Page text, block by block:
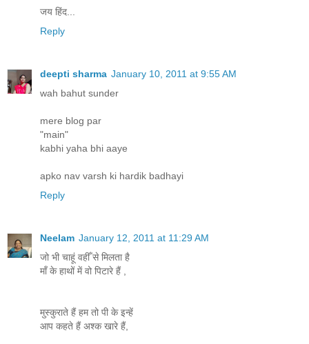
जय हिंद...
Reply
deepti sharma January 10, 2011 at 9:55 AM
wah bahut sunder
mere blog par
"main"
kabhi yaha bhi aaye
apko nav varsh ki hardik badhayi
Reply
Neelam January 12, 2011 at 11:29 AM
जो भी चाहूं वहीँ से मिलता है
मॉं के हाथों में वो पिटारे हैं ,
मुस्‍कुराते हैं हम तो पी के इन्‍हें
आप कहते हैं अश्क खारे हैं,